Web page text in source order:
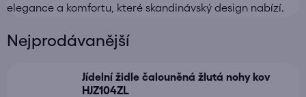
elegance a komfortu, které skandinávský design nabízí.
Nejprodávanější
Jídelní židle čalouněná žlutá nohy kov
HJZ104ZL